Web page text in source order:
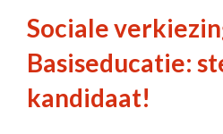
Sociale
Basiseducatie:
kandidaat!